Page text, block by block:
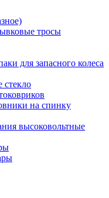
тросы
для запасного колеса
стекло
на спинку
высоковольтные